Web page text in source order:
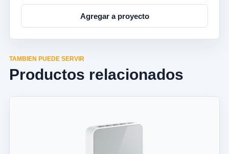
Agregar a proyecto
TAMBIEN PUEDE SERVIR
Productos relacionados